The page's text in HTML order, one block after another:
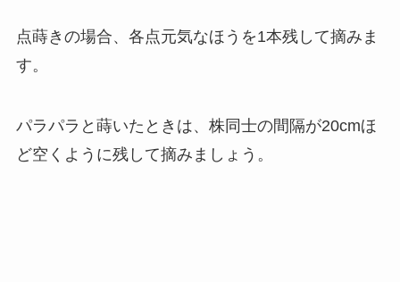
点蒔きの場合、各点元気なほうを1本残して摘みま
す。
パラパラと蒔いたときは、株同士の間隔が20cmほ
ど空くように残して摘みましょう。